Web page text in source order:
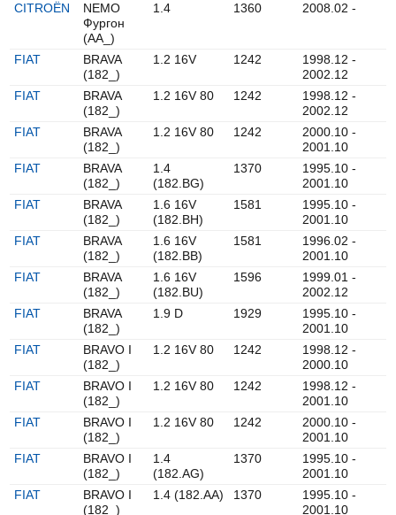
CITROËN
NEMO
Фургон
(AA_)
1.4 1360 2008.02 -
FIAT
BRAVA
(182_)
1.2 16V 1242
1998.12 -
2002.12
FIAT
BRAVA
(182_)
1.2 16V 80 1242
1998.12 -
2002.12
FIAT
BRAVA
(182_)
1.2 16V 80 1242
2000.10 -
2001.10
FIAT
BRAVA
(182_)
1.4
(182.BG)
1370
1995.10 -
2001.10
FIAT
BRAVA
(182_)
1.6 16V
(182.BH)
1581
1995.10 -
2001.10
FIAT
BRAVA
(182_)
1.6 16V
(182.BB)
1581
1996.02 -
2001.10
FIAT
BRAVA
(182_)
1.6 16V
(182.BU)
1596
1999.01 -
2002.12
FIAT
BRAVA
(182_)
1.9 D 1929
1995.10 -
2001.10
FIAT
BRAVO I
(182_)
1.2 16V 80 1242
1998.12 -
2000.10
FIAT
BRAVO I
(182_)
1.2 16V 80 1242
1998.12 -
2001.10
FIAT
BRAVO I
(182_)
1.2 16V 80 1242
2000.10 -
2001.10
FIAT
BRAVO I
(182_)
1.4
(182.AG)
1370
1995.10 -
2001.10
FIAT
BRAVO I
(182_)
1.4 (182.AA) 1370
1995.10 -
2001.10